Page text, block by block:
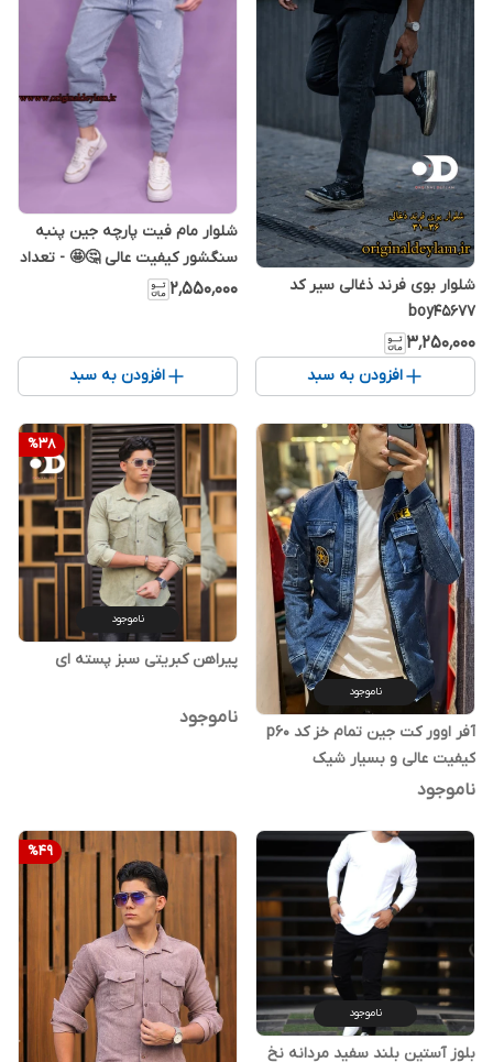
شلوار بوی فرند ذغالی سیر کد
boy45677
۳٬۲۵۰٬۰۰۰
افزودن به سبد
شلوار مام فیت پارچه جین پنبه
سنگشور کیفیت عالی 🤔🤩 - تعداد
محدود
۲٬۵۵۰٬۰۰۰
افزودن به سبد
ناموجود
آفر اوور کت جین تمام خز کد p60
کیفیت عالی و بسیار شیک
فقط599ت
ناموجود
%38
ناموجود
پیراهن کبریتی سبز پسته ای
ناموجود
ناموجود
بلوز آستین بلند سفید مردانه نخ
%49